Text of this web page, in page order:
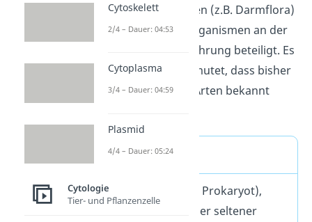
Tiere und Menschen (z.B. Darmflora)
sind diese Mikroorganismen an der
Verdauung von Nahrung beteiligt. Es
wird übrigens vermutet, dass bisher
nur etwa 1% aller Arten bekannt
Definition
Prokaryoten (Sg. Prokaryot),
Prokaryonten oder seltener
Cytoskelett
2/4 – Dauer: 04:53
Cytoplasma
3/4 – Dauer: 04:59
Plasmid
4/4 – Dauer: 05:24
Cytologie
Tier- und Pflanzenzelle